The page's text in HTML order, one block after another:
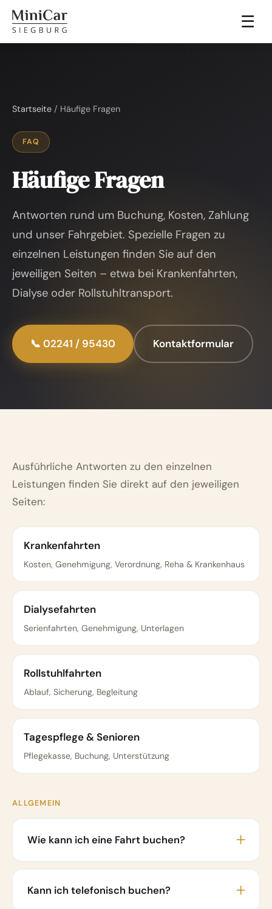
☰
Startseite / Häufige Fragen
FAQ
Häufige Fragen
Antworten rund um Buchung, Kosten, Zahlung
und unser Fahrgebiet. Spezielle Fragen zu
einzelnen Leistungen finden Sie auf den
jeweiligen Seiten – etwa bei Krankenfahrten,
Dialyse oder Rollstuhltransport.
📞 02241 / 95430 Kontaktformular
Ausführliche Antworten zu den einzelnen
Leistungen finden Sie direkt auf den jeweiligen
Seiten:
Krankenfahrten
Kosten, Genehmigung, Verordnung, Reha & Krankenhaus
Dialysefahrten
Serienfahrten, Genehmigung, Unterlagen
Rollstuhlfahrten
Ablauf, Sicherung, Begleitung
Tagespflege & Senioren
Pflegekasse, Buchung, Unterstützung
ALLGEMEIN
Wie kann ich eine Fahrt buchen?
Kann ich telefonisch buchen?